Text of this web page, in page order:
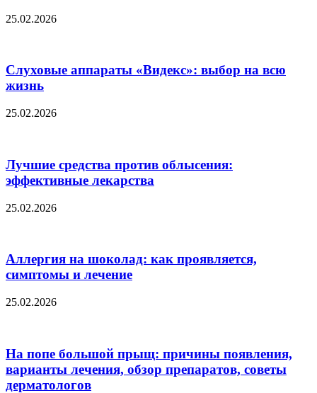
25.02.2026
Слуховые аппараты «Видекс»: выбор на всю
жизнь
25.02.2026
Лучшие средства против облысения:
эффективные лекарства
25.02.2026
Аллергия на шоколад: как проявляется,
симптомы и лечение
25.02.2026
На попе большой прыщ: причины появления,
варианты лечения, обзор препаратов, советы
дерматологов